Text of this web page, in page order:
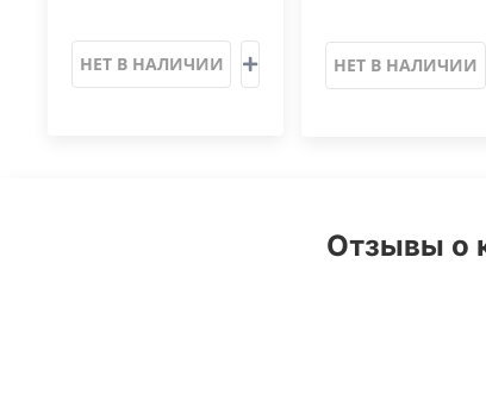
НЕТ В НАЛИЧИИ НЕТ В НАЛИЧИИ
Отзывы о